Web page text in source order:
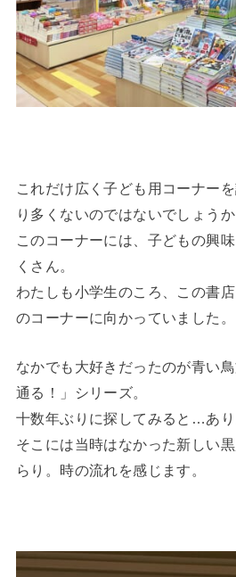
これだけ広く子ども用コーナー
り多くないのではないでしょうか
このコーナーには、子どもの興
くさん。
わたしも小学生のころ、この書
のコーナーに向かっていました。
なかでも大好きだったのが青い
通る！」シリーズ。
十数年ぶりに探してみると…あり
そこには当時はなかった新しい
らり。時の流れを感じます。